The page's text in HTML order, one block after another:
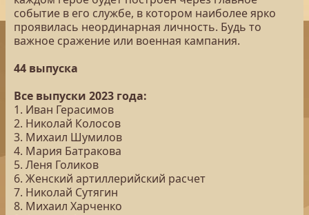
событие в его службе, в котором наиболее ярко
проявилась неординарная личность. Будь то
важное сражение или военная кампания.
44 выпуска
Все выпуски 2023 года:
1. Иван Герасимов
2. Николай Колосов
3. Михаил Шумилов
4. Мария Батракова
5. Леня Голиков
6. Женский артиллерийский расчет
7. Николай Сутягин
8. Михаил Харченко